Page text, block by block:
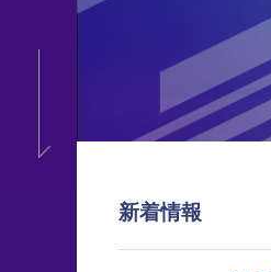
新着情報